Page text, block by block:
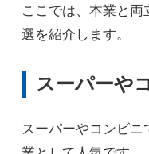
ここでは、本業と
選を紹介します。
スーパーや
スーパーやコンビニ